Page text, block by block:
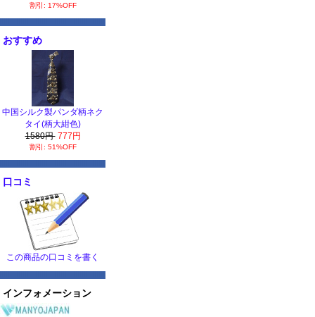
割引: 17%OFF
おすすめ
中国シルク製パンダ柄ネク
タイ(柄大紺色)
1580円 777円
割引: 51%OFF
口コミ
この商品の口コミを書く
インフォメーション